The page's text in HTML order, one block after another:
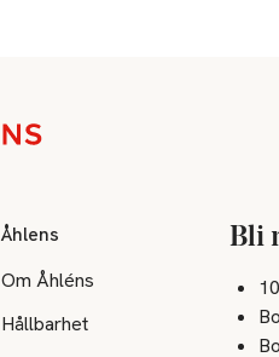
Åhlens
Om Åhléns
Hållbarhet
Bli